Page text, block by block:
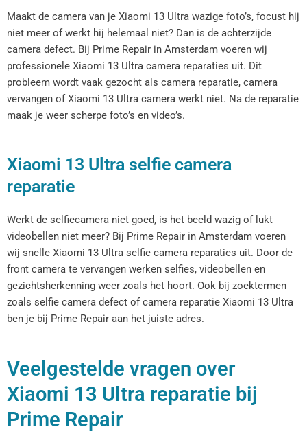
Maakt de camera van je Xiaomi 13 Ultra wazige foto’s, focust hij
niet meer of werkt hij helemaal niet? Dan is de achterzijde
camera defect. Bij Prime Repair in Amsterdam voeren wij
professionele Xiaomi 13 Ultra camera reparaties uit. Dit
probleem wordt vaak gezocht als camera reparatie, camera
vervangen of Xiaomi 13 Ultra camera werkt niet. Na de reparatie
maak je weer scherpe foto’s en video’s.
Xiaomi 13 Ultra selfie camera
reparatie
Werkt de selfiecamera niet goed, is het beeld wazig of lukt
videobellen niet meer? Bij Prime Repair in Amsterdam voeren
wij snelle Xiaomi 13 Ultra selfie camera reparaties uit. Door de
front camera te vervangen werken selfies, videobellen en
gezichtsherkenning weer zoals het hoort. Ook bij zoektermen
zoals selfie camera defect of camera reparatie Xiaomi 13 Ultra
ben je bij Prime Repair aan het juiste adres.
Veelgestelde vragen over
Xiaomi 13 Ultra reparatie bij
Prime Repair